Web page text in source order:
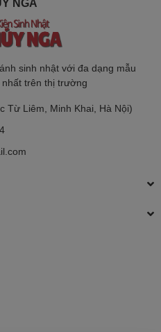
NGA
sinh nhật với đa dạng mẫu
trên thị trường
Từ Liêm, Minh Khai, Hà Nội)